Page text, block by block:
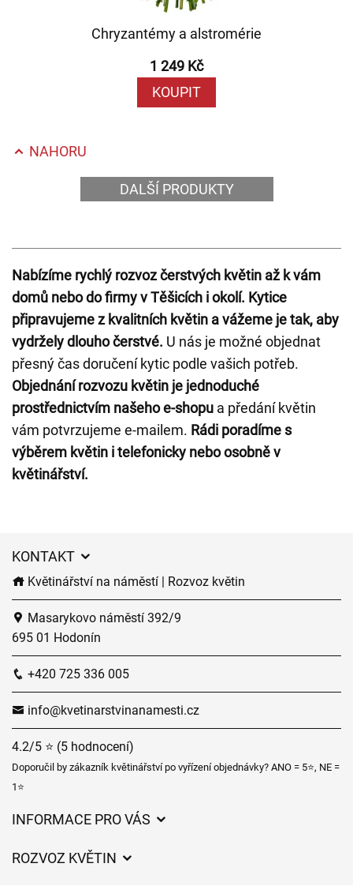
Chryzantémy a alstromérie
1 249 Kč
KOUPIT
NAHORU
DALŠÍ PRODUKTY
Nabízíme rychlý rozvoz čerstvých květin až k vám
domů nebo do firmy v Těšicích i okolí. Kytice
připravujeme z kvalitních květin a vážeme je tak, aby
vydržely dlouho čerstvé. U nás je možné objednat
přesný čas doručení kytic podle vašich potřeb.
Objednání rozvozu květin je jednoduché
prostřednictvím našeho e-shopu a předání květin
vám potvrzujeme e-mailem. Rádi poradíme s
výběrem květin i telefonicky nebo osobně v
květinářství.
KONTAKT
Květinářství na náměstí | Rozvoz květin
Masarykovo náměstí 392/9
695 01 Hodonín
+420 725 336 005
info@kvetinarstvinanamesti.cz
4.2/5 ⭐ (5 hodnocení)
Doporučil by zákazník květinářství po vyřízení objednávky? ANO = 5⭐, NE =
1⭐
INFORMACE PRO VÁS
ROZVOZ KVĚTIN